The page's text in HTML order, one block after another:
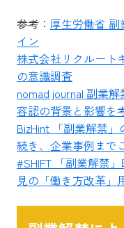
参考： 厚生労働省
イン
株式会社リクルート
の意識調査
nomad journal 副業
容認の背景と影響を
BizHint 「副業解禁
続き、企業事例まで
#SHIFT 「副業解禁
見の「働き方改革」